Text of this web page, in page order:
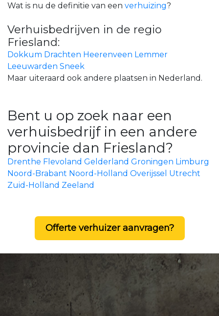
Wat is nu de definitie van een verhuizing?
Verhuisbedrijven in de regio
Friesland:
Dokkum Drachten Heerenveen Lemmer
Leeuwarden Sneek
Maar uiteraard ook andere plaatsen in Nederland.
Bent u op zoek naar een
verhuisbedrijf in een andere
provincie dan Friesland?
Drenthe Flevoland Gelderland Groningen Limburg
Noord-Brabant Noord-Holland Overijssel Utrecht
Zuid-Holland Zeeland
Offerte verhuizer aanvragen?